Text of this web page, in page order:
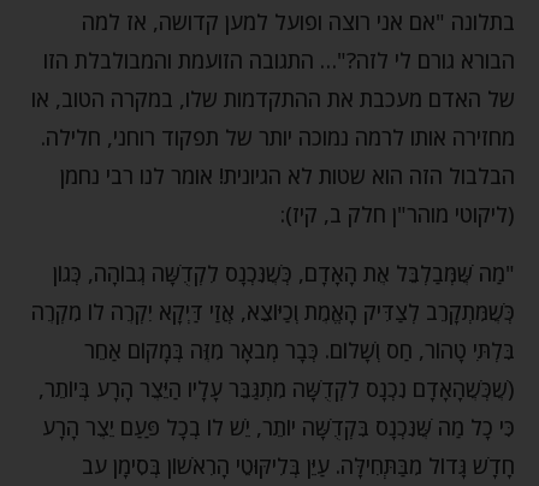
בתלונה "אם אני רוצה ופועל למען קדושה, אז למה
הבורא גורם לי לזה?"… התגובה הזועמת והמבולבלת הזו
של האדם מעכבת את ההתקדמות שלו, במקרה הטוב, או
מחזירה אותו לרמה נמוכה יותר של תפקוד רוחני, חלילה.
הבלבול הזה הוא שטות לא הגיונית! אומר לנו רבי נחמן
(ליקוטי מוהר"ן חלק ב, קיז):
"מַה שֶּׁמְּבַלְבֵּל אֶת הָאָדָם, כְּשֶׁנִּכְנָס לִקְדֻשָּׁה גְבוֹהָה, כְּגוֹן
כְּשֶׁמִּתְקָרֵב לְצַדִּיק הָאֱמֶת וְכַיּוֹצֵא, אֲזַי דַּיְקָא יִקְרֶה לֹוֹ מִקְרֶה
בִּלְתִּי טָהוֹר, חַס וְשָׁלוֹם. כְּבָר מְבֹאָר מִזֶּה בְּמָקוֹם אַחֵר
(שֶׁכְּשֶׁהָאָדָם נִכְנָס לִקְדֻשָּׁה מִתְגַּבֵּר עָלָיו הַיֵּצֶר הָרָע בְּיוֹתֵר,
כִּי כָל מַה שֶּׁנִּכְנָס בִּקְדֻשָּׁה יוֹתֵר, יֵשׁ לוֹ בְכָל פַּעַם יֵצֶר הָרָע
חָדָשׁ גָּדוֹל מִבַּתְּחִילָּה. עַיֵּן בְּלִיקּוּטֵי הָרִאשׁוֹן בְּסִימָן עב